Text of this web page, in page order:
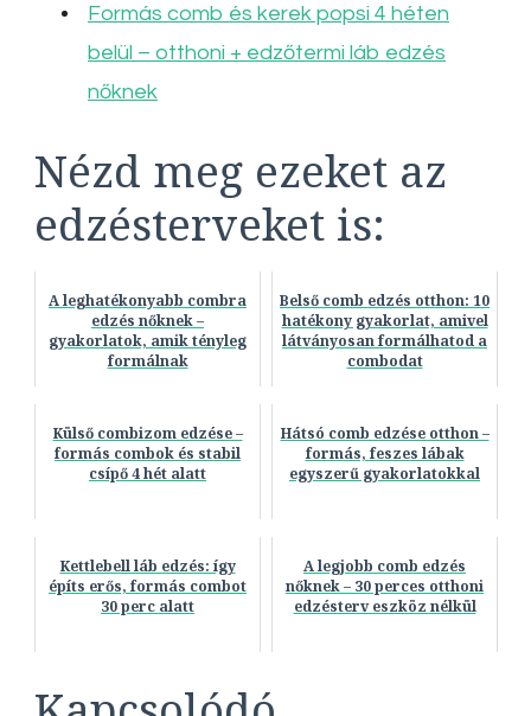
Formás comb és kerek popsi 4 héten
belül – otthoni + edzőtermi láb edzés
nőknek
Nézd meg ezeket az
edzésterveket is:
A leghatékonyabb combra
edzés nőknek –
gyakorlatok, amik tényleg
formálnak
Belső comb edzés otthon: 10
hatékony gyakorlat, amivel
látványosan formálhatod a
combodat
Külső combizom edzése –
formás combok és stabil
csípő 4 hét alatt
Hátsó comb edzése otthon –
formás, feszes lábak
egyszerű gyakorlatokkal
Kettlebell láb edzés: így
építs erős, formás combot
30 perc alatt
A legjobb comb edzés
nőknek – 30 perces otthoni
edzésterv eszköz nélkül